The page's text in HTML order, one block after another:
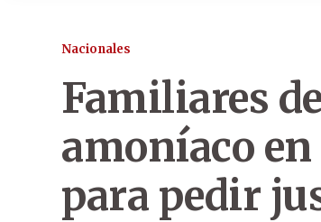
Nacionales
Familiares
amoníaco
para pedir